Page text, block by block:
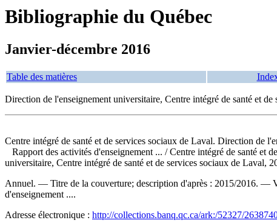
Bibliographie du Québec
Janvier-décembre 2016
Table des matières
Direction de l'enseignement universitaire, Centre intégré de santé et de
Centre intégré de santé et de services sociaux de Laval. Direction de
Rapport des activités d'enseignement ... / Centre intégré de santé et
universitaire, Centre intégré de santé et de services sociaux de Laval,
Annuel. — Titre de la couverture; description d'après : 2015/2016. —
d'enseignement ....
Adresse électronique : http://collections.banq.qc.ca/ark:/52327/